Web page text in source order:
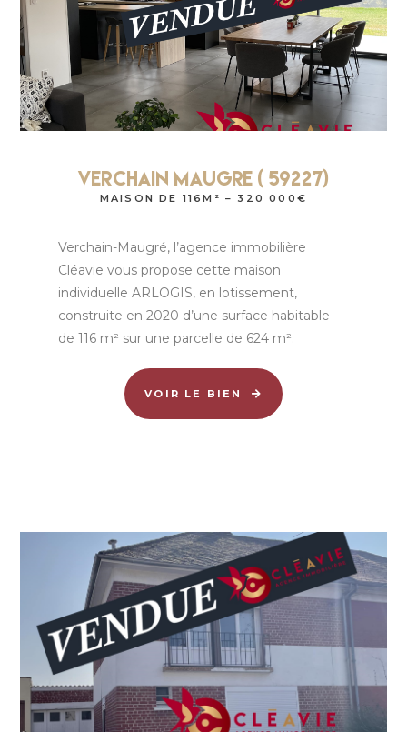
Verchain Maugre ( 59227)
MAISON DE 116M² – 320 000€
Verchain-Maugré, l’agence immobilière
Cléavie vous propose cette maison
individuelle ARLOGIS, en lotissement,
construite en 2020 d’une surface habitable
de 116 m² sur une parcelle de 624 m².
VOIR LE BIEN